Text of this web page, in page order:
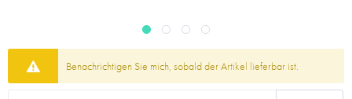
Benachrichtigen Sie mich, sobald der Artikel lieferbar ist.